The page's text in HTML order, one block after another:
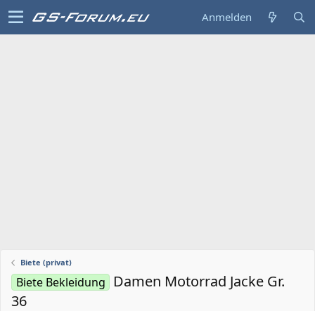
Anmelden
Biete (privat)
Biete Bekleidung
Damen Motorrad Jacke Gr.
36